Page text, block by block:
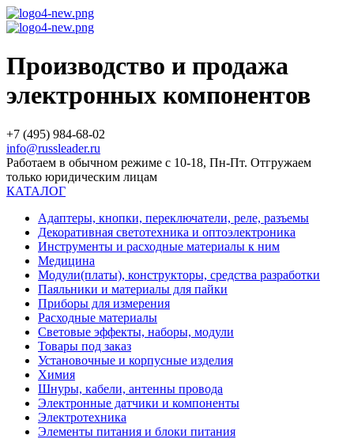
Производство и продажа
электронных компонентов
+7 (495) 984-68-02
info@russleader.ru
Работаем в обычном режиме с 10-18, Пн-Пт. Отгружаем
только юридическим лицам
КАТАЛОГ
Адаптеры, кнопки, переключатели, реле, разъемы
Декоративная светотехника и оптоэлектроника
Инструменты и расходные материалы к ним
Медицина
Модули(платы), конструкторы, средства разработки
Паяльники и материалы для пайки
Приборы для измерения
Расходные материалы
Световые эффекты, наборы, модули
Товары под заказ
Установочные и корпусные изделия
Химия
Шнуры, кабели, антенны провода
Электронные датчики и компоненты
Электротехника
Элементы питания и блоки питания